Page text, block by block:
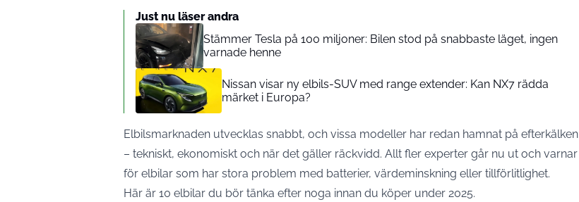
Just nu läser andra
Stämmer Tesla på 100 miljoner: Bilen stod på snabbaste läget, ingen
varnade henne
Nissan visar ny elbils-SUV med range extender: Kan NX7 rädda
märket i Europa?
Elbilsmarknaden utvecklas snabbt, och vissa modeller har redan hamnat på efterkälken
– tekniskt, ekonomiskt och när det gäller räckvidd. Allt fler experter går nu ut och varnar
för elbilar som har stora problem med batterier, värdeminskning eller tillförlitlighet.
Här är 10 elbilar du bör tänka efter noga innan du köper under 2025.